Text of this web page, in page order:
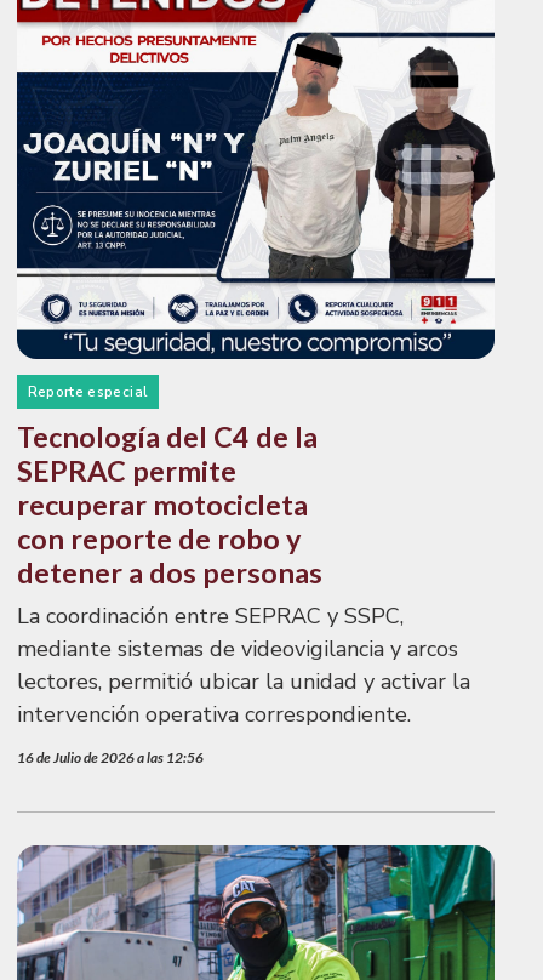
Reporte especial
Tecnología del C4 de la
SEPRAC permite
recuperar motocicleta
con reporte de robo y
detener a dos personas
La coordinación entre SEPRAC y SSPC,
mediante sistemas de videovigilancia y arcos
lectores, permitió ubicar la unidad y activar la
intervención operativa correspondiente.
16 de Julio de 2026 a las 12:56